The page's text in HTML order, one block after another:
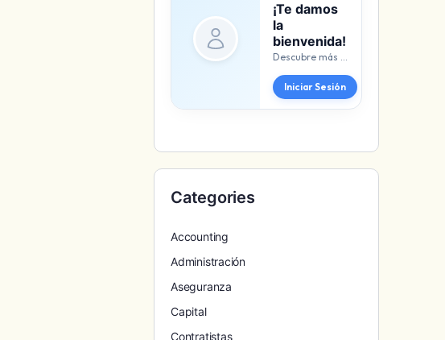
¡Te damos
la
bienvenida!
Descubre más beneficios al iniciar sesión.
Iniciar Sesión
Categories
Accounting
Administración
Aseguranza
Capital
Contratistas